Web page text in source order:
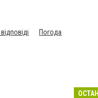
Погода